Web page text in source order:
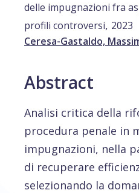
delle impugnazioni fra
profili controversi, 2023
Ceresa-Gastaldo,
Abstract
Analisi critica della
procedura penale in
impugnazioni, nella
di recuperare
selezionando la